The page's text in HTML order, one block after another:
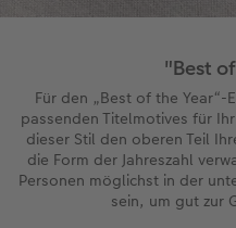
"Best
Für den „Best of the
passenden Titelmotives für
dieser Stil den oberen Teil
die Form der Jahreszahl
Personen möglichst in der
sein, um gut zur